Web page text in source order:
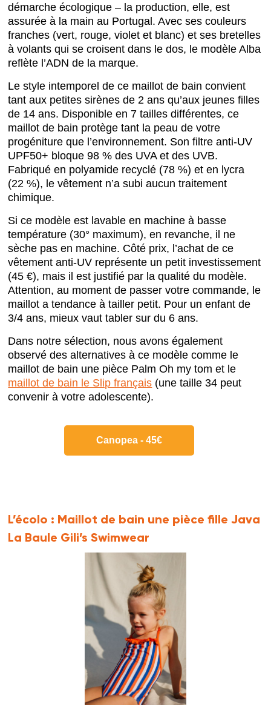
démarche écologique – la production, elle, est
assurée à la main au Portugal. Avec ses couleurs
franches (vert, rouge, violet et blanc) et ses bretelles
à volants qui se croisent dans le dos, le modèle Alba
reflète l’ADN de la marque.
Le style intemporel de ce maillot de bain convient
tant aux petites sirènes de 2 ans qu’aux jeunes filles
de 14 ans. Disponible en 7 tailles différentes, ce
maillot de bain protège tant la peau de votre
progéniture que l’environnement. Son filtre anti-UV
UPF50+ bloque 98 % des UVA et des UVB.
Fabriqué en polyamide recyclé (78 %) et en lycra
(22 %), le vêtement n’a subi aucun traitement
chimique.
Si ce modèle est lavable en machine à basse
température (30° maximum), en revanche, il ne
sèche pas en machine. Côté prix, l’achat de ce
vêtement anti-UV représente un petit investissement
(45 €), mais il est justifié par la qualité du modèle.
Attention, au moment de passer votre commande, le
maillot a tendance à tailler petit. Pour un enfant de
3/4 ans, mieux vaut tabler sur du 6 ans.
Dans notre sélection, nous avons également
observé des alternatives à ce modèle comme le
maillot de bain une pièce Palm Oh my tom et le
maillot de bain le Slip français (une taille 34 peut
convenir à votre adolescente).
Canopea - 45€
L’écolo : Maillot de bain une pièce fille Java
La Baule Gili’s Swimwear